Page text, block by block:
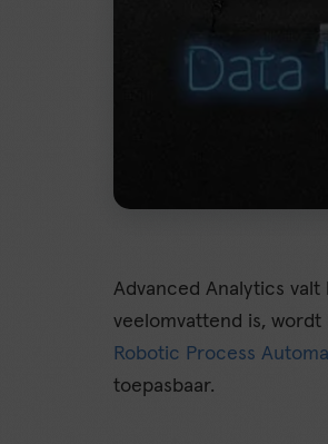
Advanced Analytics valt
veelomvattend is,
Robotic Process
toepasbaar.